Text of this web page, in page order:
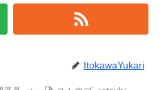
ItokawaYukari